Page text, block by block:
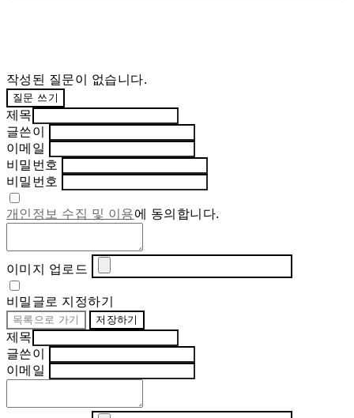
작성된 질문이 없습니다.
질문 쓰기
제목
글쓴이
이메일
비밀번호
비밀번호
개인정보 수집 및 이용에 동의합니다.
이미지 업로드
비밀글로 지정하기
목록으로 가기 저장하기
제목
글쓴이
이메일